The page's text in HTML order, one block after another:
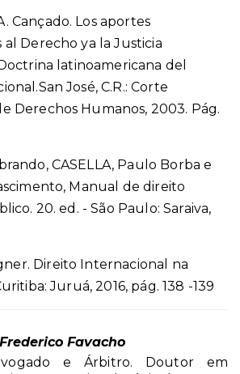
Cançado. Los aportes
al Derecho ya la Justicia
latinoamericana del
José, C.R.: Corte
Derechos Humanos, 2003. Pág.
CASELLA, Paulo Borba e
Manual de direito
20. ed. - São Paulo: Saraiva,
Direito Internacional na
Juruá, 2016, pág. 138 -139
Frederico Favacho
e Árbitro. Doutor em